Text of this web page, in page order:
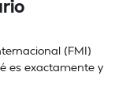
(FMI)
es exactamente y